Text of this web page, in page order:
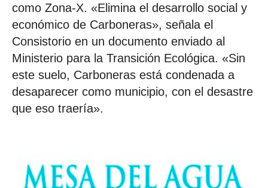
como Zona-X. «Elimina el desarrollo social y
económico de Carboneras», señala el
Consistorio en un documento enviado al
Ministerio para la Transición Ecológica. «Sin
este suelo, Carboneras está condenada a
desaparecer como municipio, con el desastre
que eso traería».